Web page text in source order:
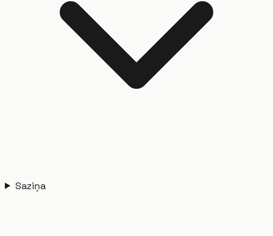
Saziņa